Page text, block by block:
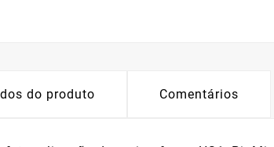
do produto Comentários